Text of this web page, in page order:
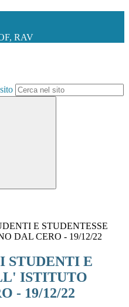
RAV
E STUDENTESSE
DAL CERO - 19/12/22
STUDENTI E
ISTITUTO
- 19/12/22